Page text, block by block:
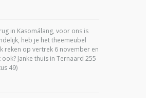
in Kasomálang, voor ons is
heb je het theemeubel
reken op vertrek 6 november en
Janke thuis in Ternaard 255
49)